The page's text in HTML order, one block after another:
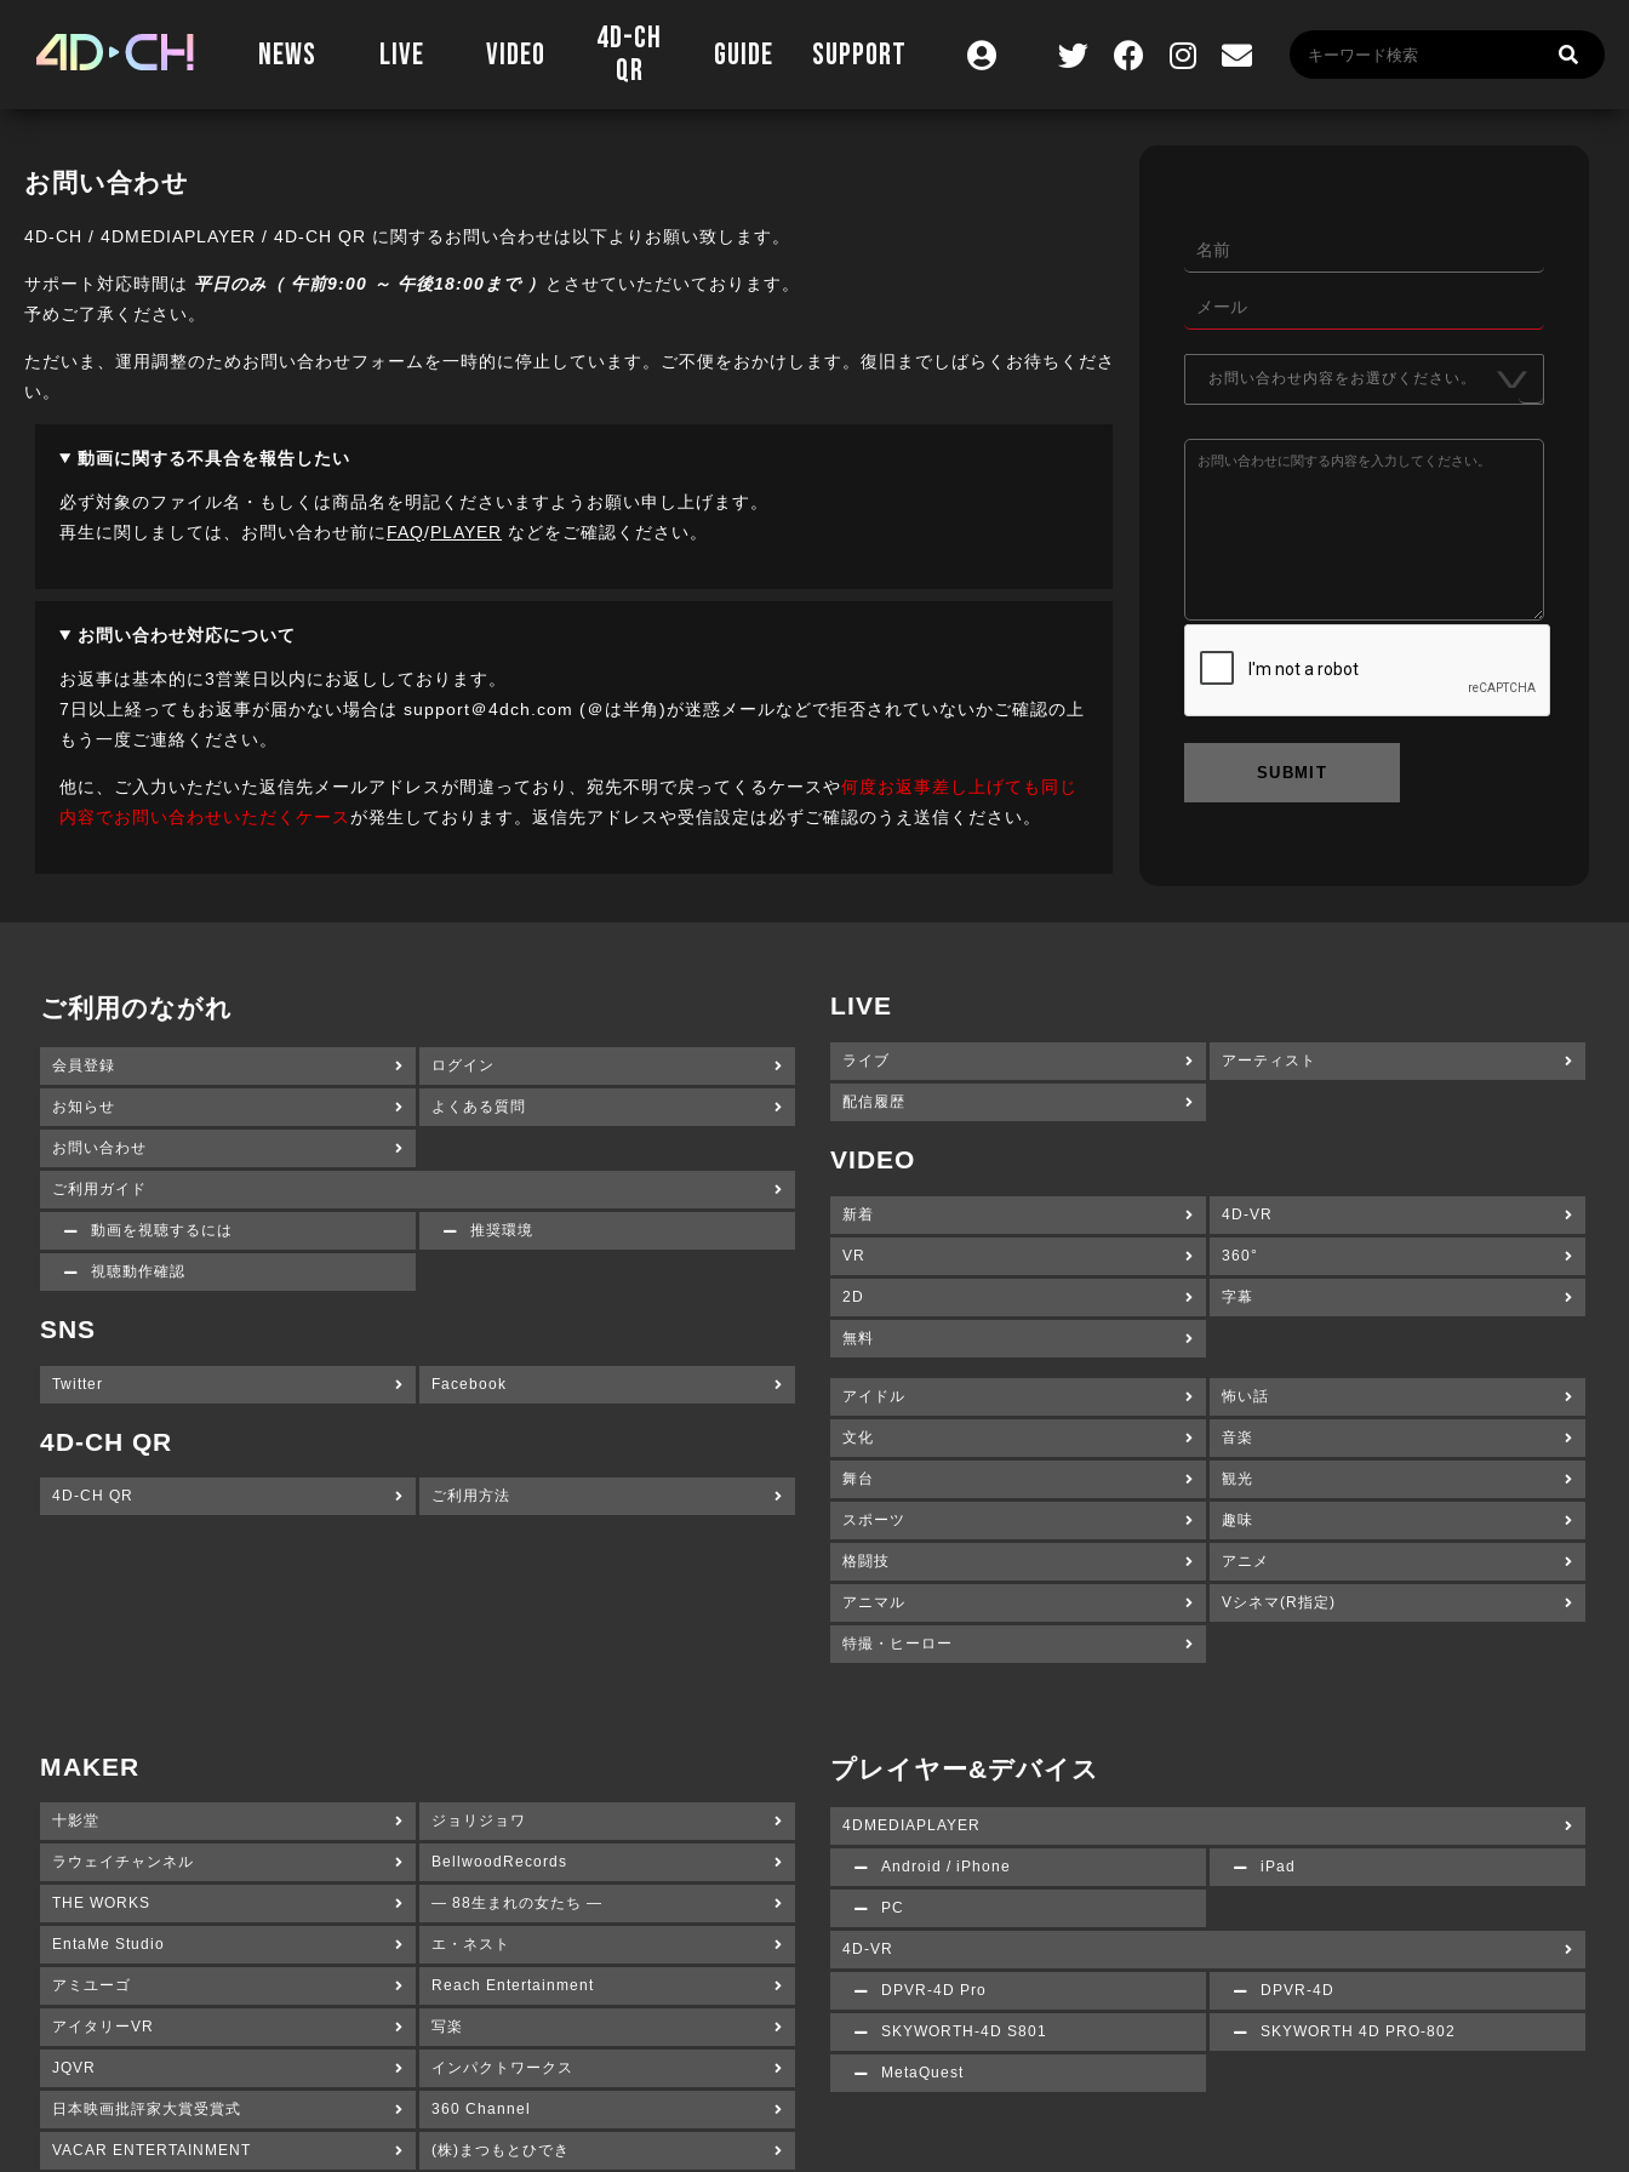
NEWS LIVE VIDEO
4D-CH
QR
GUIDE SUPPORT
お問い合わせ
4D-CH / 4DMEDIAPLAYER / 4D-CH QR に関するお問い合わせは以下よりお願い致します。
サポート対応時間は 平日のみ（ 午前9:00 ～ 午後18:00まで ）
とさせていただいております。
予めご了承ください。
ただいま、運用調整のためお問い合わせフォームを一時的に停止しています。ご不便をおかけします。復旧までしばらくお待ちくださ
い。
動画に関する不具合を報告したい
必ず対象のファイル名・もしくは商品名を明記くださいますようお願い申し上げます。
再生に関しましては、お問い合わせ前に FAQ/PLAYER などをご確認ください。
お問い合わせ対応について
お返事は基本的に3営業日以内にお返ししております。
7日以上経ってもお返事が届かない場合はsupport＠4dch.com (＠は半角)が迷惑メールなどで拒否されていないかご確認の上
もう一度ご連絡ください。
他に、ご入力いただいた返信先メールアドレスが間違っており、宛先不明で戻ってくるケースや何度お返事差し上げても同じ
内容でお問い合わせいただくケースが発生しております。返信先アドレスや受信設定は必ずご確認のうえ送信ください。
お問い合わせ内容をお選びください。
SUBMIT
ご利用のながれ
会員登録 ログイン
お知らせ よくある質問
お問い合わせ
ご利用ガイド
動画を視聴するには 推奨環境
視聴動作確認
SNS
Twitter Facebook
4D-CH QR
4D-CH QR ご利用方法
LIVE
ライブ アーティスト
配信履歴
VIDEO
新着 4D-VR
VR 360°
2D 字幕
無料
アイドル 怖い話
文化 音楽
舞台 観光
スポーツ 趣味
格闘技 アニメ
アニマル Vシネマ(R指定)
特撮・ヒーロー
MAKER
十影堂 ジョリジョワ
ラウェイチャンネル BellwoodRecords
THE WORKS ― 88生まれの女たち ―
EntaMe Studio エ・ネスト
アミユーゴ Reach Entertainment
アイタリーVR 写楽
JQVR インパクトワークス
日本映画批評家大賞受賞式 360 Channel
VACAR ENTERTAINMENT (株)まつもとひでき
プレイヤー&デバイス
4DMEDIAPLAYER
Android / iPhone iPad
PC
4D-VR
DPVR-4D Pro DPVR-4D
SKYWORTH-4D S801 SKYWORTH 4D PRO-802
MetaQuest